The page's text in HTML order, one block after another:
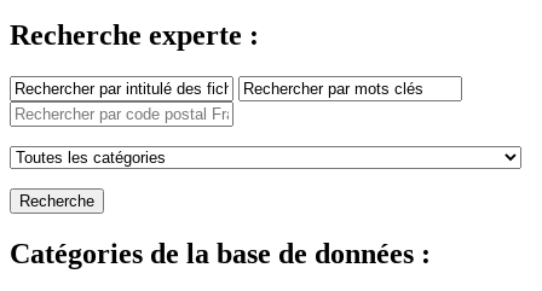
Recherche experte :
Catégories de la base de données :